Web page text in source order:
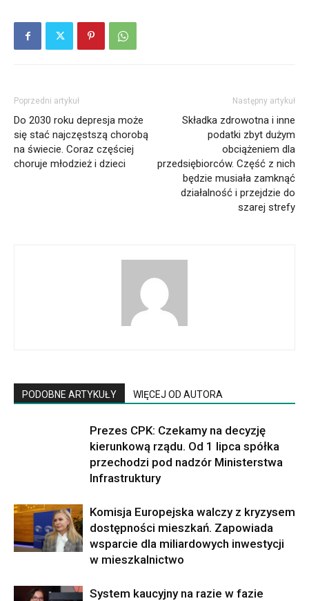
Poprzedni artykuł
Do 2030 roku depresja może
się stać najczęstszą chorobą
na świecie. Coraz częściej
choruje młodzież i dzieci
Następny artykuł
Składka zdrowotna i inne
podatki zbyt dużym
obciążeniem dla
przedsiębiorców. Część z nich
będzie musiała zamknąć
działalność i przejdzie do
szarej strefy
PODOBNE ARTYKUŁY WIĘCEJ OD AUTORA
Prezes CPK: Czekamy na decyzję
kierunkową rządu. Od 1 lipca spółka
przechodzi pod nadzór Ministerstwa
Infrastruktury
Komisja Europejska walczy z kryzysem
dostępności mieszkań. Zapowiada
wsparcie dla miliardowych inwestycji
w mieszkalnictwo
System kaucyjny na razie w fazie